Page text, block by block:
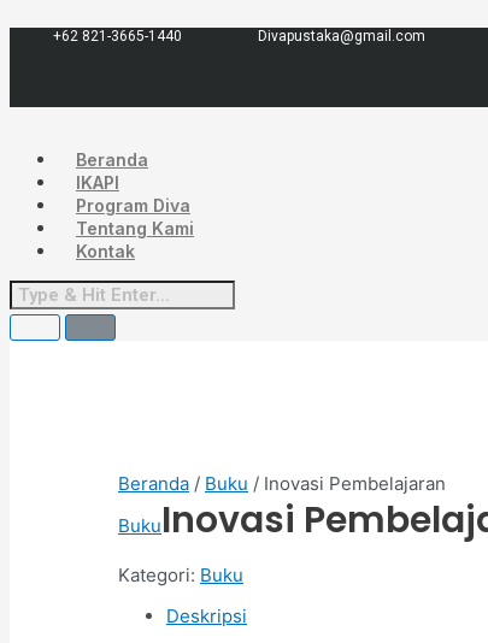
ke
+62 821-3665-1440 Divapustaka@gmail.com
Beranda
IKAPI
Program Diva
Tentang Kami
Kontak
Beranda / Buku / Inovasi Pembelajaran
BukuInovasi
Kategori: Buku
Deskripsi